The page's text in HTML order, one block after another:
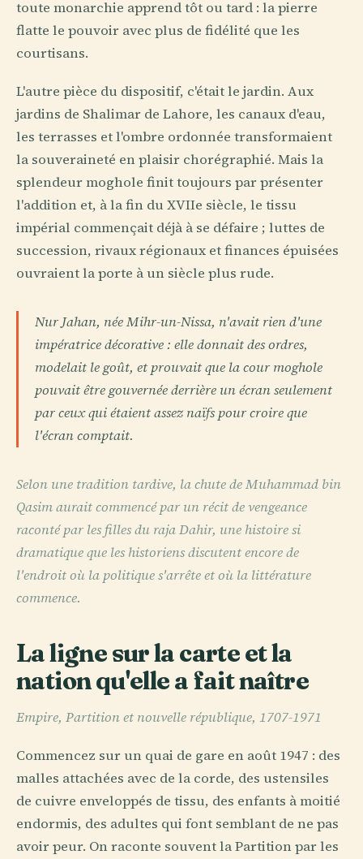
toute monarchie apprend tôt ou tard : la pierre
flatte le pouvoir avec plus de fidélité que les
courtisans.
L'autre pièce du dispositif, c'était le jardin. Aux
jardins de Shalimar de Lahore, les canaux d'eau,
les terrasses et l'ombre ordonnée transformaient
la souveraineté en plaisir chorégraphié. Mais la
splendeur moghole finit toujours par présenter
l'addition et, à la fin du XVIIe siècle, le tissu
impérial commençait déjà à se défaire ; luttes de
succession, rivaux régionaux et finances épuisées
ouvraient la porte à un siècle plus rude.
Nur Jahan, née Mihr-un-Nissa, n'avait rien d'une
impératrice décorative : elle donnait des ordres,
modelait le goût, et prouvait que la cour moghole
pouvait être gouvernée derrière un écran seulement
par ceux qui étaient assez naïfs pour croire que
l'écran comptait.
Selon une tradition tardive, la chute de Muhammad bin
Qasim aurait commencé par un récit de vengeance
raconté par les filles du raja Dahir, une histoire si
dramatique que les historiens discutent encore de
l'endroit où la politique s'arrête et où la littérature
commence.
La ligne sur la carte et la
nation qu'elle a fait naître
Empire, Partition et nouvelle république, 1707-1971
Commencez sur un quai de gare en août 1947 : des
malles attachées avec de la corde, des ustensiles
de cuivre enveloppés de tissu, des enfants à moitié
endormis, des adultes qui font semblant de ne pas
avoir peur. On raconte souvent la Partition par les